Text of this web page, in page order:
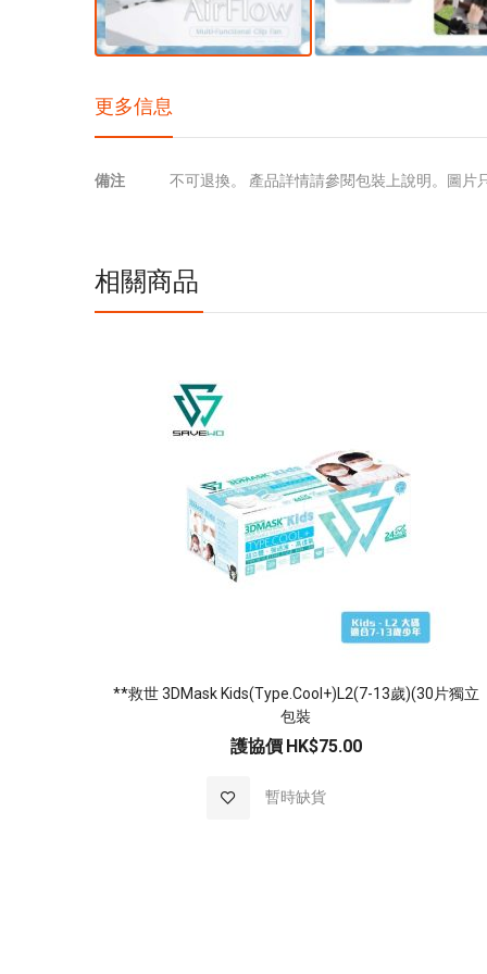
更多信息
更
備注 不可退換。 產品詳情請參閱包裝上說明。圖片
相關商品
**救世 3DMask Kids(Type.Cool+)L2(7-13歲)(30片獨立
包裝
護協價 HK$75.00
暫時缺貨
加